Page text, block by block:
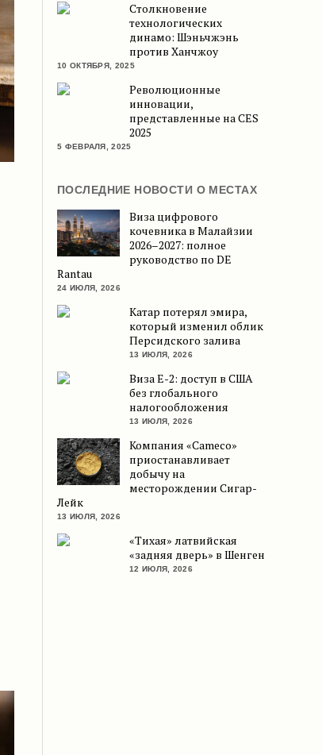
Столкновение
технологических
динамо: Шэньчжэнь
против Ханчжоу
10 ОКТЯБРЯ, 2025
Революционные
инновации,
представленные на CES
2025
5 ФЕВРАЛЯ, 2025
ПОСЛЕДНИЕ НОВОСТИ О МЕСТАХ
Виза цифрового
кочевника в Малайзии
2026–2027: полное
руководство по DE
Rantau
24 ИЮЛЯ, 2026
Катар потерял эмира,
который изменил облик
Персидского залива
13 ИЮЛЯ, 2026
Виза E-2: доступ в США
без глобального
налогообложения
13 ИЮЛЯ, 2026
Компания «Cameco»
приостанавливает
добычу на
месторождении Сигар-
Лейк
13 ИЮЛЯ, 2026
«Тихая» латвийская
«задняя дверь» в Шенген
12 ИЮЛЯ, 2026